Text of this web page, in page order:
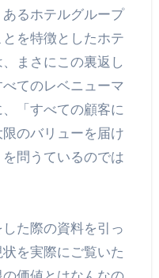
るホテルグループ
を特徴としたホテ
まさにこの裏返し
てのレベニューマ
「すべての顧客に
のバリューを届け
問うているのでは
た際の資料を引っ
を実際にご覧いた